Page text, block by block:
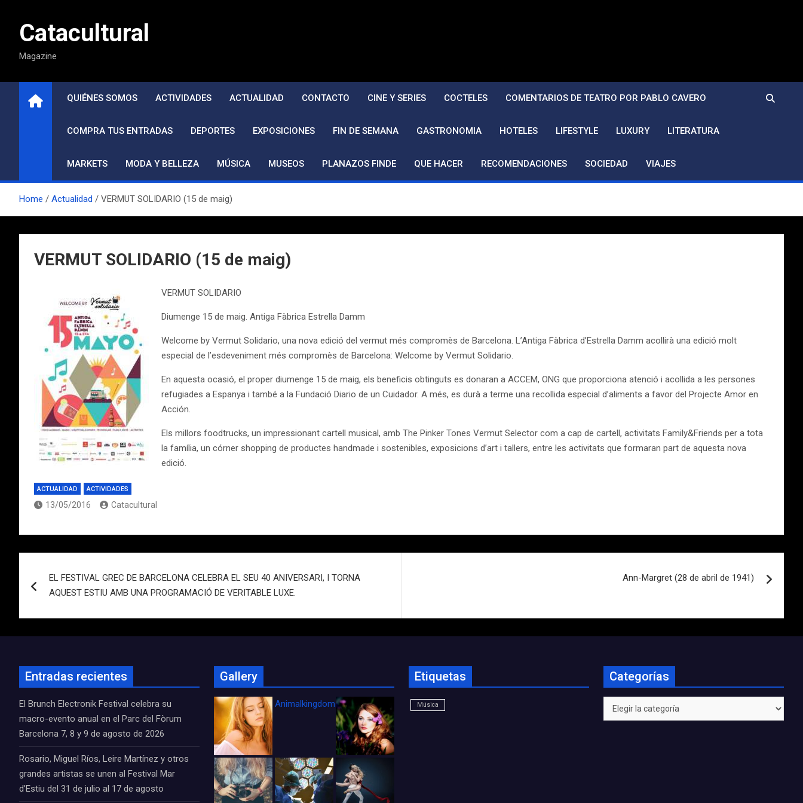
contenidoCatacultural
Magazine
QUIÉNES SOMOS ACTIVIDADES ACTUALIDAD CONTACTO CINE Y SERIES COCTELES COMENTARIOS DE TEATRO POR PABLO CAVERO
COMPRA TUS ENTRADAS DEPORTES EXPOSICIONES FIN DE SEMANA GASTRONOMIA HOTELES LIFESTYLE LUXURY LITERATURA
MARKETS MODA Y BELLEZA MÚSICA MUSEOS PLANAZOS FINDE QUE HACER RECOMENDACIONES SOCIEDAD VIAJES
Home Actualidad VERMUT SOLIDARIO (15 de maig)
VERMUT SOLIDARIO (15 de maig)
VERMUT SOLIDARIO
Diumenge 15 de maig. Antiga Fàbrica Estrella Damm
Welcome by Vermut Solidario, una nova edició del vermut més compromès de Barcelona. L’Antiga Fàbrica d’Estrella Damm acollirà una edició molt
especial de l’esdeveniment més compromès de Barcelona: Welcome by Vermut Solidario.
En aquesta ocasió, el proper diumenge 15 de maig, els beneficis obtinguts es donaran a ACCEM, ONG que proporciona atenció i acollida a les persones
refugiades a Espanya i també a la Fundació Diario de un Cuidador. A més, es durà a terme una recollida especial d’aliments a favor del Projecte Amor en
Acción.
Els millors foodtrucks, un impressionant cartell musical, amb The Pinker Tones Vermut Selector com a cap de cartell, activitats Family&Friends per a tota
la família, un córner shopping de productes handmade i sostenibles, exposicions d’art i tallers, entre les activitats que formaran part de aquesta nova
edició.
ACTUALIDAD ACTIVIDADES
13/05/2016 Catacultural
de
entradas
EL FESTIVAL GREC DE BARCELONA CELEBRA EL SEU 40 ANIVERSARI, I TORNA
AQUEST ESTIU AMB UNA PROGRAMACIÓ DE VERITABLE LUXE.
Ann-Margret (28 de abril de 1941)
Entradas recientes
El Brunch Electronik Festival celebra su
macro-evento anual en el Parc del Fòrum
Barcelona 7, 8 y 9 de agosto de 2026
Rosario, Miguel Ríos, Leire Martínez y otros
grandes artistas se unen al Festival Mar
d’Estiu del 31 de julio al 17 de agosto
Gallery
Animalkingdom_FichaCine
Etiquetas
Música
Categorías
Categorías